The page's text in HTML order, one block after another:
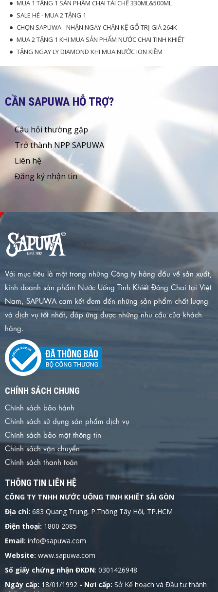
MUA 1 TẶNG 1 SẢN PHẨM CHAI TÁI CHẾ 330ML&500ML
SALE HÈ - MUA 2 TẶNG 1
CHỌN SAPUWA - NHẬN NGAY CHÂN KỆ GỖ TRỊ GIÁ 264K
MUA 2 TẶNG 1 KHI MUA SẢN PHẨM NƯỚC CHAI TINH KHIẾT
TẶNG NGAY LY DIAMOND KHI MUA NƯỚC ION KIỀM
CẦN SAPUWA HỖ TRỢ?
Câu hỏi thường gặp
Trở thành NPP SAPUWA
Liên hệ
Đăng ký nhận tin
Với mục tiêu là một trong những Công ty hàng đầu về sản xuất,
kinh doanh sản phẩm Nước Uống Tinh Khiết Đóng Chai tại Việt
Nam, SAPUWA cam kết đem đến những sản phẩm chất lượng
và dịch vụ tốt nhất, đáp ứng được những nhu cầu của khách
hàng.
CHÍNH SÁCH CHUNG
Chính sách bảo hành
Chính sách sử dụng sản phẩm dịch vụ
Chính sách bảo mật thông tin
Chính sách vận chuyển
Chính sách thanh toán
THÔNG TIN LIÊN HỆ
CÔNG TY TNHH NƯỚC UỐNG TINH KHIẾT SÀI GÒN
Địa chỉ: 683 Quang Trung, P.Thông Tây Hội, TP.HCM
Điện thoại: 1800 2085
Email: info@sapuwa.com
Website: www.sapuwa.com
Số giấy chứng nhận ĐKDN: 0301426948
Ngày cấp: 18/01/1992 - Nơi cấp: Sở Kế hoạch và Đầu tư thành